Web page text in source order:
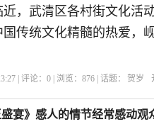
近，武清区各村街文化活
国传统文化精髓的热爱，
| 评论： 0 | 浏览： 876 | 话题： 贺岁
宴》感人的情节经常感动观